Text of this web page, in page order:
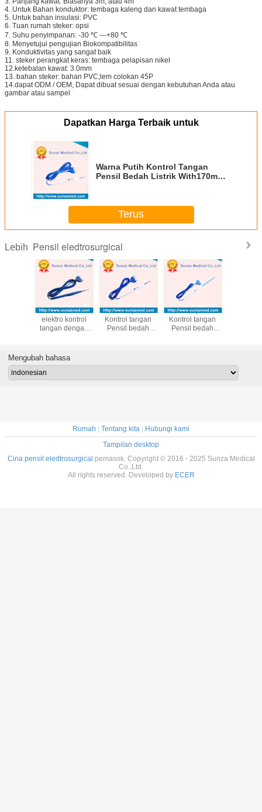
4. Untuk Bahan konduktor: tembaga kaleng dan kawat tembaga
5. Untuk bahan insulasi: PVC
6. Tuan rumah steker: opsi
7. Suhu penyimpanan: -30 ℃ ---+80 ℃
8. Menyetujui pengujian Biokompatibilitas
9. Konduktivitas yang sangat baik
11. steker perangkat keras: tembaga pelapisan nikel
12.ketebalan kawat: 3.0mm
13. bahan steker: bahan PVC;lem colokan 45P
14.dapat ODM / OEM, Dapat dibuat sesuai dengan kebutuhan Anda atau
gambar atau sampel
Dapatkan Harga Terbaik untuk
Warna Putih Kontrol Tangan
Pensil Bedah Listrik With170mm
Terus
Lebih Pensil eledtrosurgical
Pensil bedah
elektro kontrol
tangan dengan
specail pensil
kontrol tangan
Warna putih
Kontrol tangan
Pensil bedah
3.0M S2201W
Warna putih
Kontrol tangan
Pensil bedah
3.0M S2103W
Pisau
dengan
Meter,
Mengubah bahasa
Rumah | Tentang kita | Hubungi kami
Tampilan desktop
Cina pensil eledtrosurgical pemasok. Copyright © 2016 - 2025 Sunza Medical
Co.,Ltd.
All rights reserved. Developed by ECER